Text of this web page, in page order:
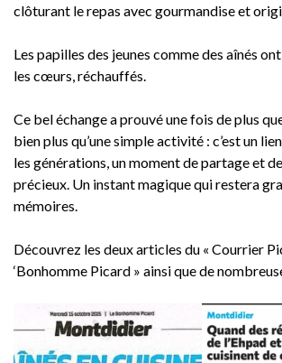
clôturant le repas avec gourmandise et
Les papilles des jeunes comme des aînés
les cœurs, réchauffés.
Ce bel échange a prouvé une fois de plus
bien plus qu’une simple activité : c’est un
les générations, un moment de partage et
précieux. Un instant magique qui restera
mémoires.
Découvrez les deux articles du « Courrier
‘Bonhomme Picard » ainsi que de